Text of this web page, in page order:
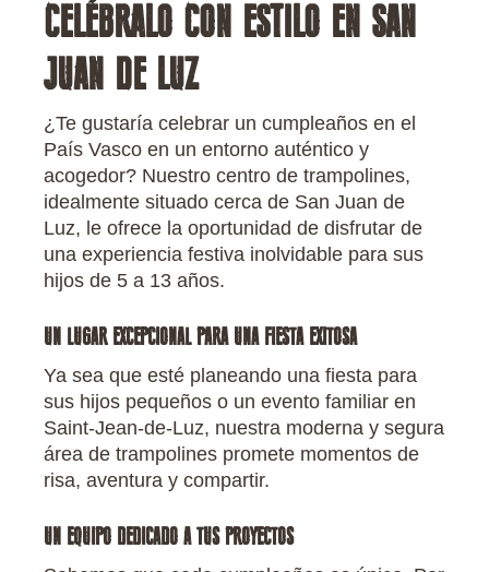
CELÉBRALO CON ESTILO EN SAN
JUAN DE LUZ
¿Te gustaría celebrar un cumpleaños en el
País Vasco en un entorno auténtico y
acogedor? Nuestro centro de trampolines,
idealmente situado cerca de San Juan de
Luz, le ofrece la oportunidad de disfrutar de
una experiencia festiva inolvidable para sus
hijos de 5 a 13 años.
UN LUGAR EXCEPCIONAL PARA UNA FIESTA EXITOSA
Ya sea que esté planeando una fiesta para
sus hijos pequeños o un evento familiar en
Saint-Jean-de-Luz, nuestra moderna y segura
área de trampolines promete momentos de
risa, aventura y compartir.
UN EQUIPO DEDICADO A TUS PROYECTOS